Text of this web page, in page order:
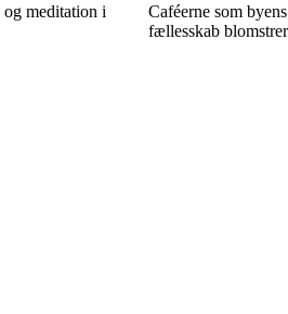
meditation i
Caféerne som
fællesskab blomstrer